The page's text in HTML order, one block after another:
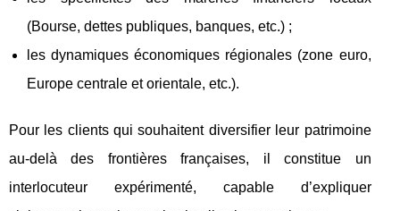
(Bourse, dettes publiques, banques, etc.) ;
les dynamiques économiques régionales (zone euro,
Europe centrale et orientale, etc.).
Pour les clients qui souhaitent diversifier leur patrimoine
au-delà des frontières françaises, il constitue un
interlocuteur expérimenté, capable d’expliquer